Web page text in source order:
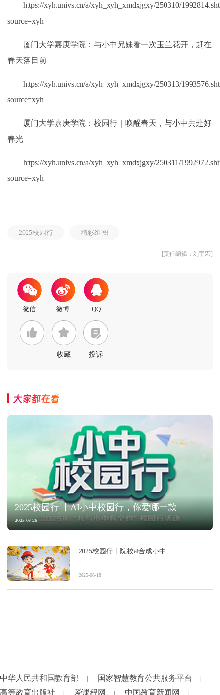
https://xyh.univs.cn/a/xyh_xyh_xmdxjgxy/250310/
source=xyh
厦门大学嘉庚学院：与小中兄妹看一次玉兰花开，赶在
春天落日前
https://xyh.univs.cn/a/xyh_xyh_xmdxjgxy/250313/
source=xyh
厦门大学嘉庚学院：校园行｜唤醒春天，与小中共赴好
春光
https://xyh.univs.cn/a/xyh_xyh_xmdxjgxy/250311/
source=xyh
2025校园行 精彩组图
[责任编辑：刘宇宏]
收藏 投诉
大家都在看
2025校园行 丨AI小中校园行，你爱哪一款
2025-06-26
2025校园行丨院校ai合成小中
2025-06-18
中华人民共和国教育部 国家智慧教育公共服务平台
高等教育出版社 爱课程网 中国教育新闻网